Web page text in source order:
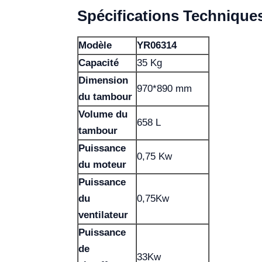
Spécifications
Modèle
YR06314
Capacité
35 Kg
Dimension
du tambour
970*890 mm
Volume du
tambour
658 L
Puissance
du moteur
0,75 Kw
Puissance
du
ventilateur
0,75Kw
Puissance
de
33Kw